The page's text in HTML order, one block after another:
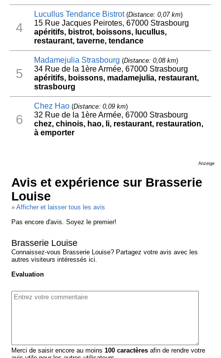
4
Lucullus Tendance Bistrot(Distance: 0,07 km)
15 Rue Jacques Peirotes, 67000 Strasbourg
apéritifs, bistrot, boissons, lucullus,
restaurant, taverne, tendance
5
Madamejulia Strasbourg (Distance: 0,08 km)
34 Rue de la 1ère Armée, 67000 Strasbourg
apéritifs, boissons, madamejulia, restaurant,
strasbourg
6
Chez Hao(Distance: 0,09 km)
32 Rue de la 1ère Armée, 67000 Strasbourg
chez, chinois, hao, li, restaurant, restauration,
à emporter
Anzeige
Avis et expérience sur Brasserie
Louise
» Afficher et laisser tous les avis
Pas encore d'avis. Soyez le premier!
Brasserie Louise
Connaissez-vous Brasserie Louise? Partagez votre avis avec les
autres visiteurs intéressés ici.
Evaluation
Merci de saisir encore au moins100 caractères afin de rendre votre